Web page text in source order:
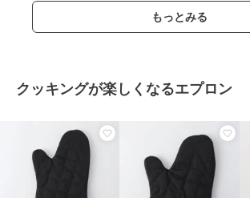
もっとみる
クッキングが楽しくなるエプロン